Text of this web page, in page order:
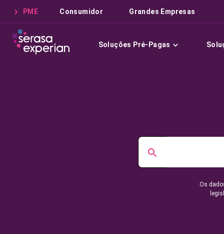
PME Consumidor Grandes Empresas
Soluções Pré-Pagas
Os